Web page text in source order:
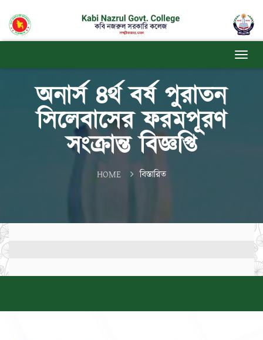
অনার্স ৪র্থ বর্ষ পুরাতন
সিলেবাসের ফরমপূরণ
সংক্রান্ত বিজ্ঞপ্তি
HOME বিস্তারিত